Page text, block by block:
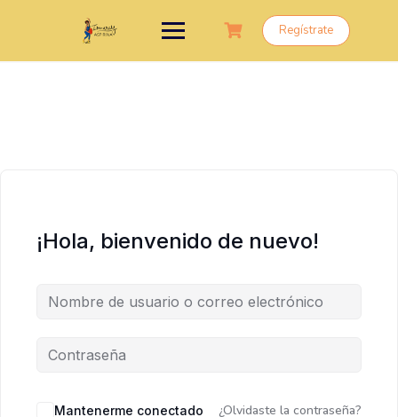
Regístrate
¡Hola, bienvenido de nuevo!
Mantenerme conectado ¿Olvidaste la contraseña?